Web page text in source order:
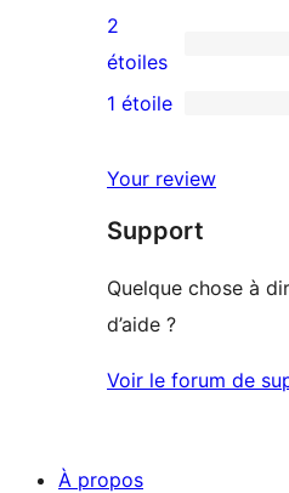
4
étoile
avis
à
3
0
avis
2
2
étoiles
à
1
1 étoile
Your review
Support
Quelque chose à
d’aide ?
Voir le forum de
À propos